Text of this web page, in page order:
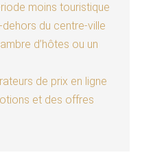
moins touristique
dehors du centre-ville
d’hôtes ou un
de prix en ligne
et des offres